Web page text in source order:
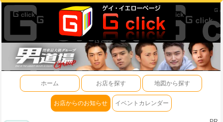
ホーム お店を探す 地図から探す
お店からのお知らせ イベントカレンダー